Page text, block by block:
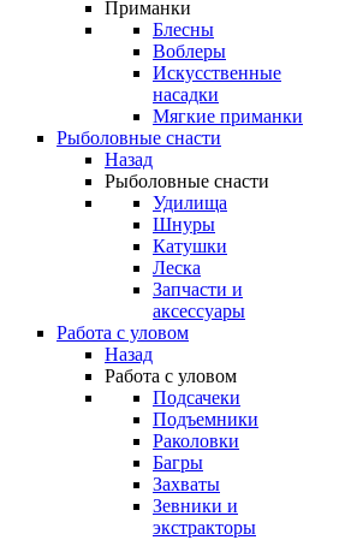
Приманки
Блесны
Воблеры
Искусственные
насадки
Мягкие приманки
Рыболовные снасти
Назад
Рыболовные снасти
Удилища
Шнуры
Катушки
Леска
Запчасти и
аксессуары
Работа с уловом
Назад
Работа с уловом
Подсачеки
Подъемники
Раколовки
Багры
Захваты
Зевники и
экстракторы